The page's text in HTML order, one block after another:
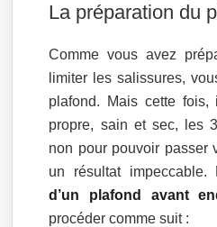
La préparation du
Comme vous avez
limiter les salissures,
plafond. Mais cette
propre, sain et sec, les
non pour pouvoir passer
un résultat impeccable.
d’un plafond avant
procéder comme suit :